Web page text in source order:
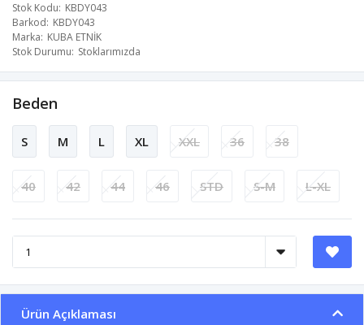
Stok Kodu KBDY043
Barkod KBDY043
Marka KUBA ETNİK
Stok Durumu Stoklarımızda
Beden
S M L XL XXL 36 38
40 42 44 46 STD S-M L-XL
Ürün Açıklaması